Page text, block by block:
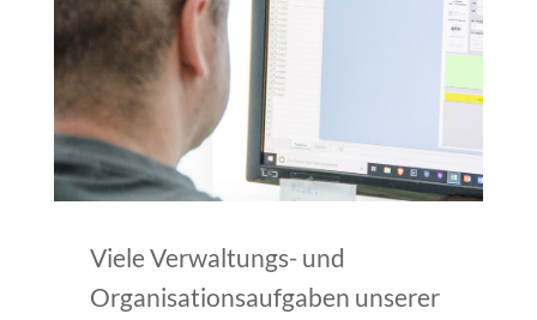
Viele Verwaltungs- und
Organisationsaufgaben unserer